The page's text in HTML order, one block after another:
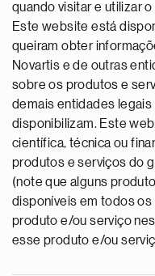
quando visitar e utilizar
Este website está
queiram obter
Novartis e de outras
sobre os produtos e
demais entidades
disponibilizam. Este
científica, técnica ou
produtos e serviços do
(note que alguns
disponíveis em todos os
produto e/ou serviço
esse produto e/ou